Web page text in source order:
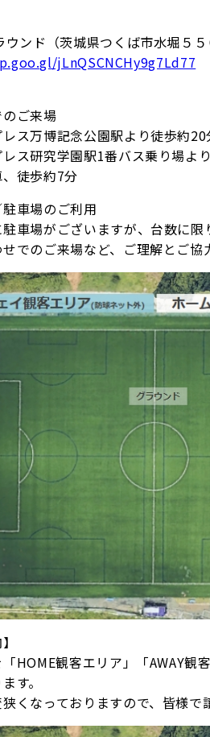
ンド（茨城県つくば市水堀５５
jLnQSCNCHy9g7Ld77
ご来場
レス万博記念公園駅より徒歩約20
レス研究学園駅1番バス乗り場
徒歩約7分
車場のご利用
車場がございますが、台数に
でのご来場など、ご理解とご協
HOME観客エリア」「AWAY
す。
くなっておりますので、皆様で